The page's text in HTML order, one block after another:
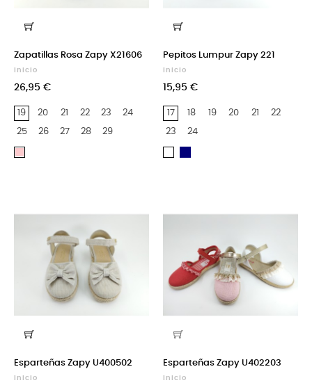
Zapatillas Rosa Zapy X21606
Inicio
26,95 €
19 20 21 22 23 24
25 26 27 28 29
Pepitos Lumpur Zapy 221
Inicio
15,95 €
17 18 19 20 21 22
23 24
Esparteñas Zapy U400502
Inicio
Esparteñas Zapy U402203
Inicio